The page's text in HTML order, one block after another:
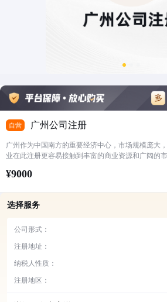
自营 广州公司注册
广州作为中国南方的重要经济中心，市场规模庞大
业在此注册更容易接触到丰富的商业资源和广阔的
¥9000
选择服务
公司形式：
注册地址：
纳税人性质：
注册地区：